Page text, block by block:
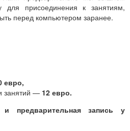
для присоединения к занятиям,
перед компьютером заранее.
евро,
занятий — 12 евро.
предварительная запись у